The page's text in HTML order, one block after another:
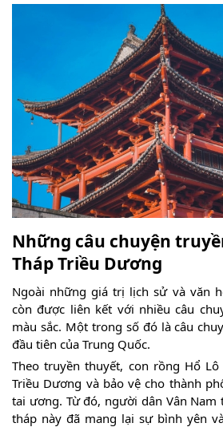
Những câu chuyện
Tháp Triều Dương
Ngoài những giá trị lịch sử và văn
còn được liên kết với nhiều câu
màu sắc. Một trong số đó là câu
đầu tiên của Trung Quốc.
Theo truyền thuyết, con rồng Hổ
Triều Dương và bảo vệ cho thành
tai ương. Từ đó, người dân Vân Nam
tháp này đã mang lại sự bình yên